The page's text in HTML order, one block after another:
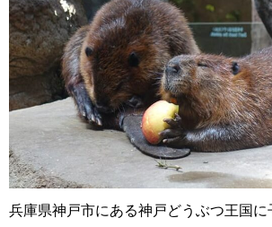
兵庫県神戸市にある神戸どうぶつ王国に